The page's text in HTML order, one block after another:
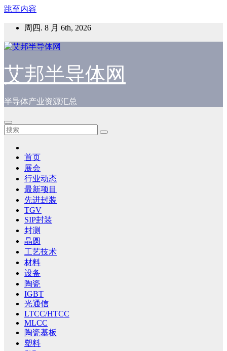
跳至内容
周四. 8 月 6th, 2026
艾邦半导体网
半导体产业资源汇总
首页
展会
行业动态
最新项目
先进封装
TGV
SIP封装
封测
晶圆
工艺技术
材料
设备
陶瓷
IGBT
光通信
LTCC/HTCC
MLCC
陶瓷基板
塑料